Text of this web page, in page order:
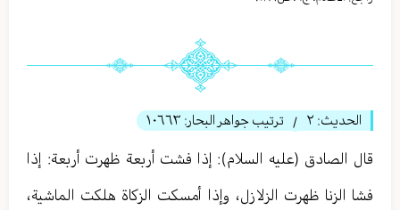
الحديث: ٢ / ترتيب جواهر البحار: ١٠٦٦٣
قال الصادق (عليه السلام): إذا فشت أربعة ظهرت أربعة: إذا
فشا الزنا ظهرت الزلازل، وإذا أمسكت الزكاة هلكت الماشية،